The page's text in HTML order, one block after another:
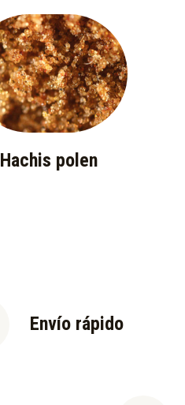
Hachis polen
Envío rápido